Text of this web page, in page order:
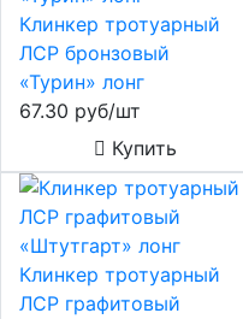
Клинкер тротуарный
ЛСР бронзовый
«Турин» лонг
67.30 руб/шт
Купить
Клинкер тротуарный
ЛСР графитовый